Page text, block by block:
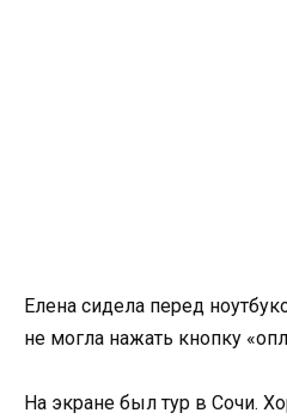
Елена сидела перед
не могла нажать кнопку
На экране был тур в Сочи.